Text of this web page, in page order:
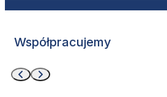
Współpracujemy